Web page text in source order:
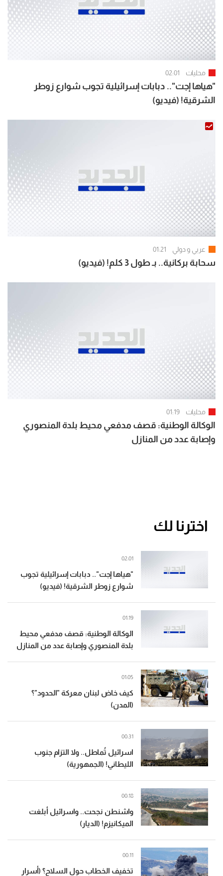
محليات 02:01
"هياها إجت".. دبابات إسرائيلية تجوب شوارع زوطر
الشرقية! (فيديو)
عربي و دولي 01:21
سحابة بركانية.. بـ طول 3 كلم! (فيديو)
محليات 01:19
الوكالة الوطنية: قصف مدفعي محيط بلدة المنصوري
وإصابة عدد من المنازل
اخترنا لك
"هياها إجت".. دبابات إسرائيلية تجوب
شوارع زوطر الشرقية! (فيديو)
02:01
الوكالة الوطنية: قصف مدفعي محيط
بلدة المنصوري وإصابة عدد من المنازل
01:19
كيف خاض لبنان معركة "الحدود"؟
(المدن)
01:05
اسرائيل تُماطل.. ولا التزام جنوب
الليطاني! (الجمهورية)
00:31
واشنطن نجحت.. واسرائيل أبلغت
الميكانيزم! (الديار)
00:18
تخفيف الخطاب حول السلاح؟ (أسرار
00:11